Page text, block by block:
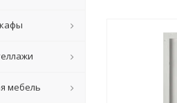
мебель